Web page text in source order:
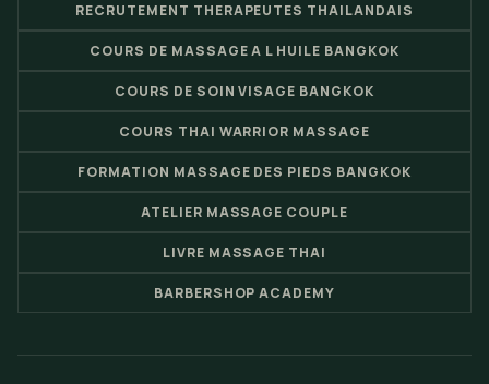
RECRUTEMENT THERAPEUTES THAILANDAIS
COURS DE MASSAGE A L HUILE BANGKOK
COURS DE SOIN VISAGE BANGKOK
COURS THAI WARRIOR MASSAGE
FORMATION MASSAGE DES PIEDS BANGKOK
ATELIER MASSAGE COUPLE
LIVRE MASSAGE THAI
BARBERSHOP ACADEMY